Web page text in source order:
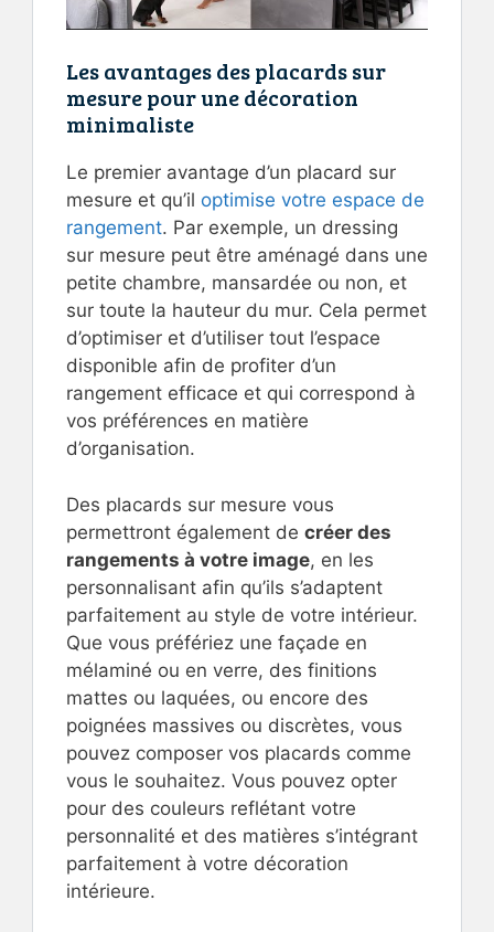
Les avantages des placards sur
mesure pour une décoration
minimaliste
Le premier avantage d’un placard sur
mesure et qu’il optimise votre espace de
rangement. Par exemple, un dressing
sur mesure peut être aménagé dans une
petite chambre, mansardée ou non, et
sur toute la hauteur du mur. Cela permet
d’optimiser et d’utiliser tout l’espace
disponible afin de profiter d’un
rangement efficace et qui correspond à
vos préférences en matière
d’organisation.
Des placards sur mesure vous
permettront également de créer des
rangements à votre image, en les
personnalisant afin qu’ils s’adaptent
parfaitement au style de votre intérieur.
Que vous préfériez une façade en
mélaminé ou en verre, des finitions
mattes ou laquées, ou encore des
poignées massives ou discrètes, vous
pouvez composer vos placards comme
vous le souhaitez. Vous pouvez opter
pour des couleurs reflétant votre
personnalité et des matières s’intégrant
parfaitement à votre décoration
intérieure.